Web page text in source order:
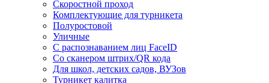
Скоростной проход
Комплектующие для турникета
Полуростовой
Уличные
С распознаванием лиц FaceID
Со сканером штрих/QR кода
Для школ, детских садов, ВУЗов
Турникет калитка